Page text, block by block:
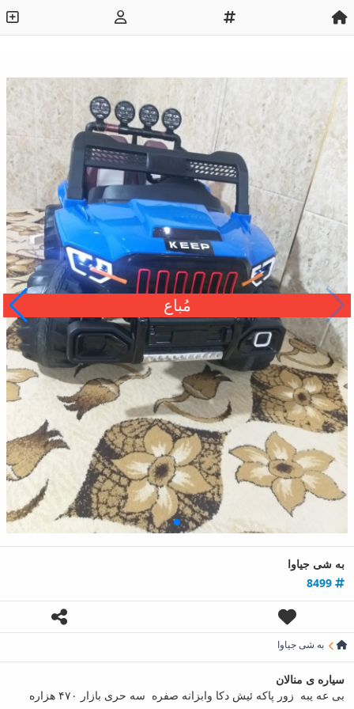
مُباع
به‌ شی جیاوا
به‌ شی جیاوا
سیاره ی منالان
بی عه یبه زور پاکه ئیش دکا وابزانه صفره سه حری بازار ۴۷۰ هزاره